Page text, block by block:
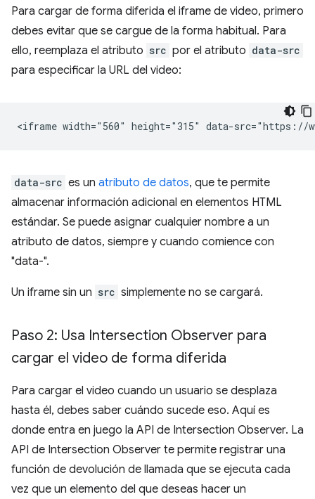
Para cargar de forma diferida el iframe de video, primero
debes evitar que se cargue de la forma habitual. Para
ello, reemplaza el atributo src por el atributo data-src
para especificar la URL del video:
data-src es un atributo de datos, que te permite
almacenar información adicional en elementos HTML
estándar. Se puede asignar cualquier nombre a un
atributo de datos, siempre y cuando comience con
"data-".
Un iframe sin un src simplemente no se cargará.
Paso 2: Usa Intersection Observer para
cargar el video de forma diferida
Para cargar el video cuando un usuario se desplaza
hasta él, debes saber cuándo sucede eso. Aquí es
donde entra en juego la API de Intersection Observer. La
API de Intersection Observer te permite registrar una
función de devolución de llamada que se ejecuta cada
vez que un elemento del que deseas hacer un